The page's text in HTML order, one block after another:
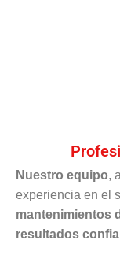
Nuestro equipo,
experiencia en el
mantenimientos
resultados